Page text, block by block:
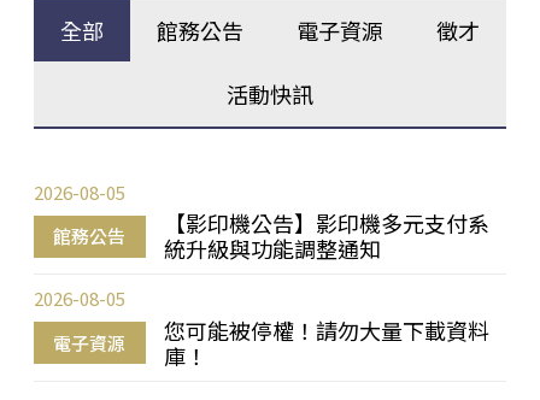
全部 館務公告 電子資源 徵才
活動快訊
館務公告
【影印機公告】影印機多元支付系
統升級與功能調整通知
2026-08-05
電子資源
您可能被停權！請勿大量下載資料
庫！
2026-08-05